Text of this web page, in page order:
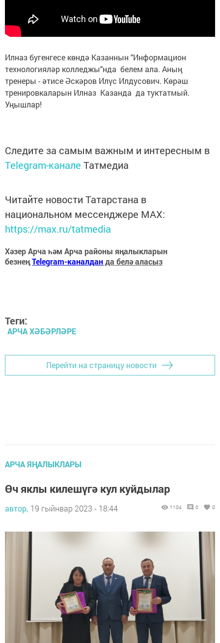
Илназ бугенгесе көндә Казаннын "Информацион
технологияләр колледжы"нда белем ала. Аның
тренеры - әтисе Әскәров Илүс Илдусович. Көрәш
тренировкаларын Илназ Казанда да туктатмый.
Уңышлар!
Следите за самым важным и интересным в
Telegram-канале Татмедиа
Читайте новости Татарстана в
национальном мессенджере MАХ:
https://max.ru/tatmedia
Хәзер Арча һәм Арча районы яңалыкларын
безнеңTelegram-каналданда белә аласыз
Теги:
АРЧА ХӘБӘРЛӘРЕ
Перейти на страницу новости
АРЧА ЯҢАЛЫКЛАРЫ
Өч яклы килешүгә кул куйдылар
автор, 19 гыйнвар 2023 - 18:44 1104 0 0